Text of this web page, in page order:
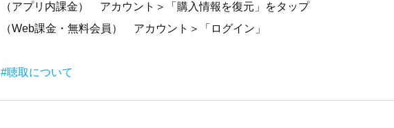
（アプリ内課金） アカウント＞「購入情報を復元」をタップ
（Web課金・無料会員） アカウント＞「ログイン」
#聴取について